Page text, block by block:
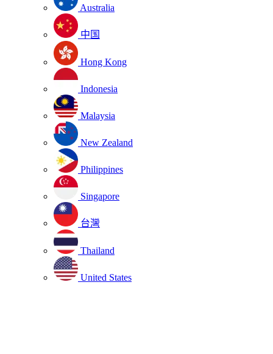
Australia
中国
Hong Kong
Indonesia
Malaysia
New Zealand
Philippines
Singapore
台灣
Thailand
United States